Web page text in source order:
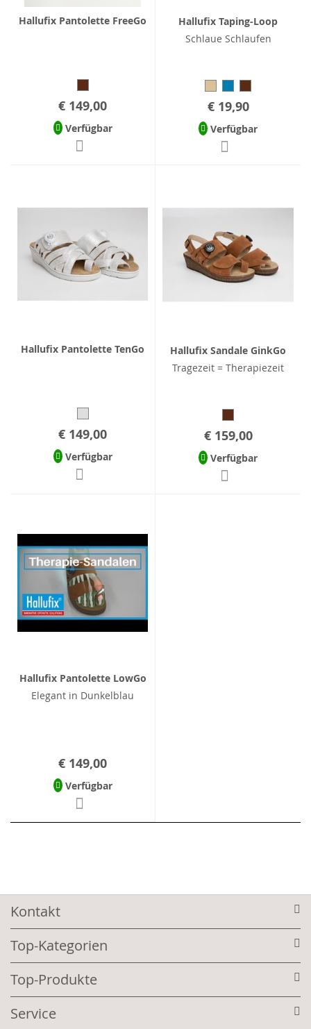
Hallufix Pantolette FreeGo
€ 149,00
Verfügbar
Hallufix Taping-Loop
Schlaue Schlaufen
€ 19,90
Verfügbar
Hallufix Pantolette TenGo
€ 149,00
Verfügbar
Hallufix Sandale GinkGo
Tragezeit = Therapiezeit
€ 159,00
Verfügbar
Hallufix Pantolette LowGo
Elegant in Dunkelblau
€ 149,00
Verfügbar
Kontakt
Top-Kategorien
Top-Produkte
Service